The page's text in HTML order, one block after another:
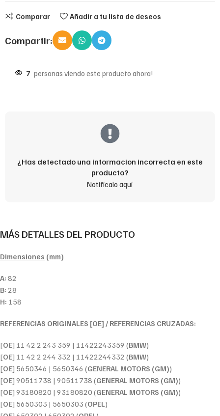
Comparar Añadir a tu lista de deseos
Compartir:
7 personas viendo este producto ahora!
¿Has detectado una informacion incorrecta en este
producto?
Notifícalo aquí
MÁS DETALLES DEL PRODUCTO
Dimensiones (mm)
A: 82
B: 28
H: 158
REFERENCIAS ORIGINALES [OE] / REFERENCIAS CRUZADAS:
[OE] 11 42 2 243 359 | 11422243359 (BMW)
[OE] 11 42 2 244 332 | 11422244332 (BMW)
[OE] 5650346 | 5650346 (GENERAL MOTORS (GM))
[OE] 90511738 | 90511738 (GENERAL MOTORS (GM))
[OE] 93180820 | 93180820 (GENERAL MOTORS (GM))
[OE] 5650303 | 5650303 (OPEL)